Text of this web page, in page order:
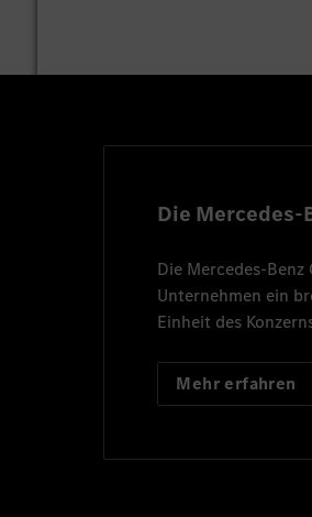
Die Mercedes-
Die Mercedes-Benz
Unternehmen ein
Einheit des
Mehr erfahren